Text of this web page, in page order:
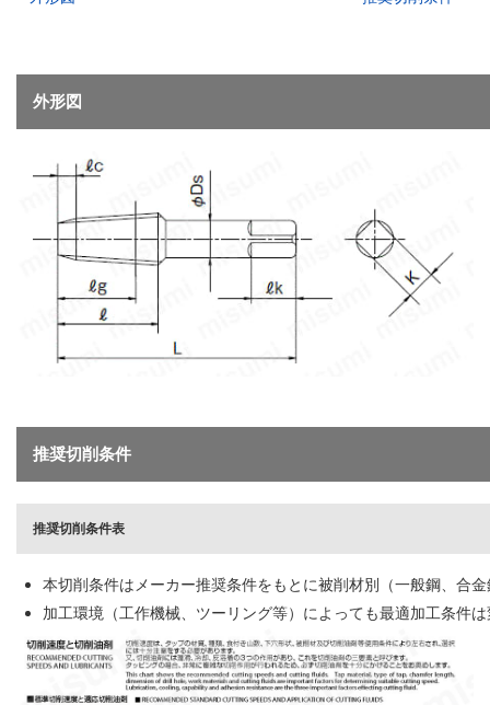
外形図
推奨切削条件
推奨切削条件表
本切削条件はメーカー推奨条件をもとに被削材別（一般鋼、合
加工環境（工作機械、ツーリング等）によっても最適加工条件